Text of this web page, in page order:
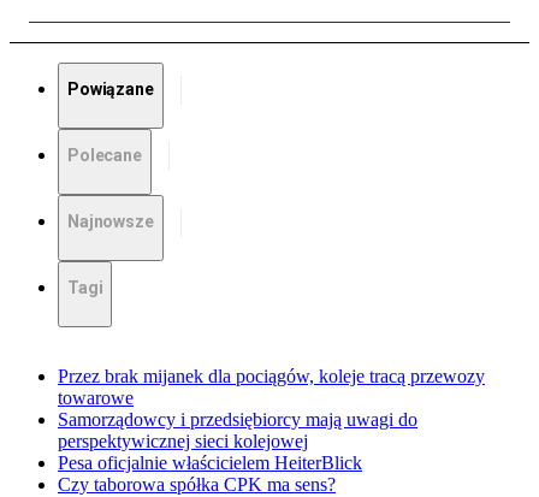
Powiązane
Polecane
Najnowsze
Tagi
Przez brak mijanek dla pociągów, koleje tracą przewozy
towarowe
Samorządowcy i przedsiębiorcy mają uwagi do
perspektywicznej sieci kolejowej
Pesa oficjalnie właścicielem HeiterBlick
Czy taborowa spółka CPK ma sens?